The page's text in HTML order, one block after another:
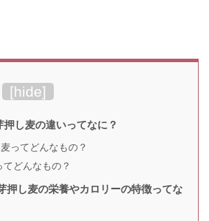
[hide]
押し麦の違いってなに？
ってどんなもの？
てどんなもの？
押し麦の栄養やカロリーの特徴ってな